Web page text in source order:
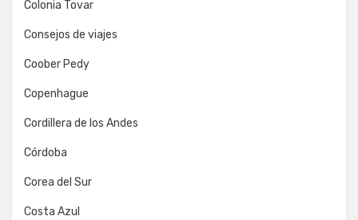
Colonia Tovar
Consejos de viajes
Coober Pedy
Copenhague
Cordillera de los Andes
Córdoba
Corea del Sur
Costa Azul